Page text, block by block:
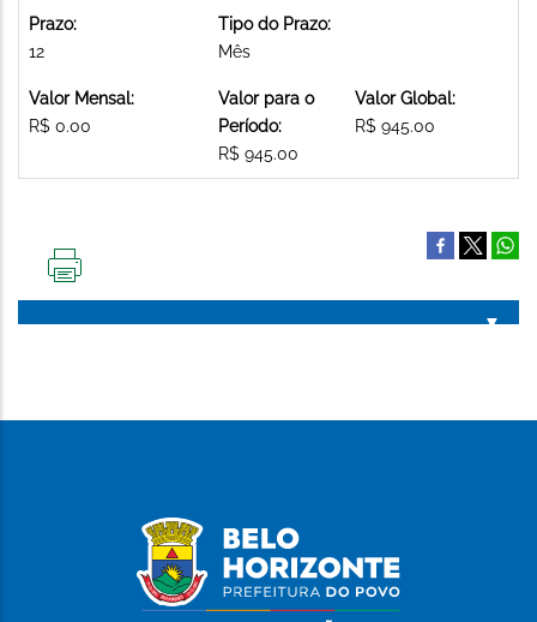
Prazo:
12
Tipo do Prazo:
Mês
Valor Mensal:
R$ 0.00
Valor para o
Período:
R$ 945.00
Valor Global:
R$ 945.00
PÁGINA